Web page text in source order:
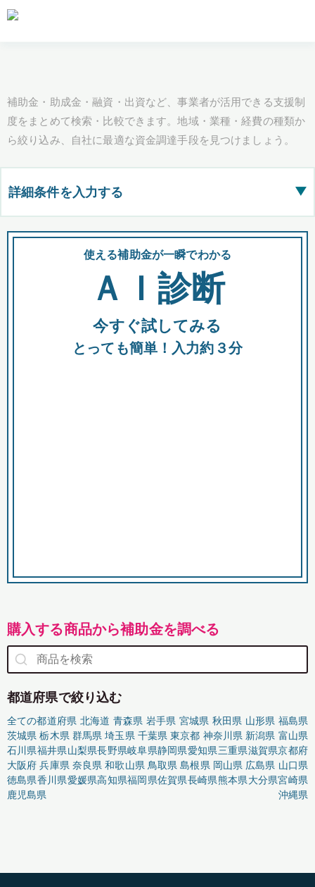
補助金・助成金・融資・出資など、事業者が活用できる支援制
度をまとめて検索・比較できます。地域・業種・経費の種類か
ら絞り込み、自社に最適な資金調達手段を見つけましょう。
詳細条件を入力する ▶
都道府県
全国の検索結果を含めて表示
助成金 融資 出資
使える補助金が一瞬でわかる
ＡＩ診断
今すぐ試してみる
とっても簡単！入力約３分
購入する商品から補助金を調べる
都道府県で絞り込む
全ての都道府県 北海道 青森県 岩手県 宮城県 秋田県 山形県 福島県
茨城県 栃木県 群馬県 埼玉県 千葉県 東京都 神奈川県 新潟県 富山県
石川県福井県山梨県長野県岐阜県静岡県愛知県三重県滋賀県京都府
大阪府 兵庫県 奈良県 和歌山県 鳥取県 島根県 岡山県 広島県 山口県
徳島県香川県愛媛県高知県福岡県佐賀県長崎県熊本県大分県宮崎県
鹿児島県
沖縄県